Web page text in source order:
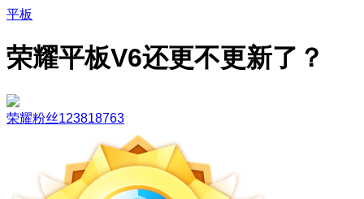
平板
荣耀平板V6还更不更新了？
荣耀粉丝123818763